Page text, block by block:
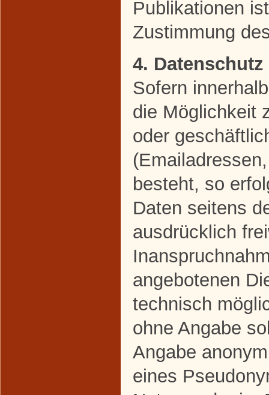
Publikationen
Zustimmung
4. Datenschutz
Sofern
die Möglichkeit
oder
besteht, so
Daten seitens
ausdrücklich
angebotenen
technisch
ohne Angabe
Angabe
eines